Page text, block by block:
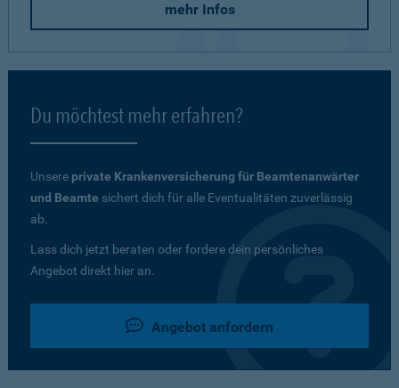
mehr Infos
Du möchtest mehr erfahren?
Unsere private Krankenversicherung für Beamtenanwärter
und Beamte sichert dich für alle Eventualitäten zuverlässig
ab.
Lass dich jetzt beraten oder fordere dein persönliches
Angebot direkt hier an.
Angebot anfordern